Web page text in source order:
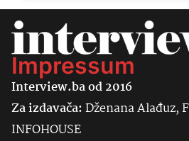
Impressum
Interview.ba od 2016
Za izdavača:Dženana Alađuz,
INFOHOUSE